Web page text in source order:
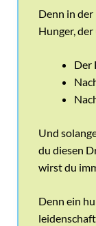
Denn in der
Hunger,
Der
Und
du diesen
wirst du
Denn ein